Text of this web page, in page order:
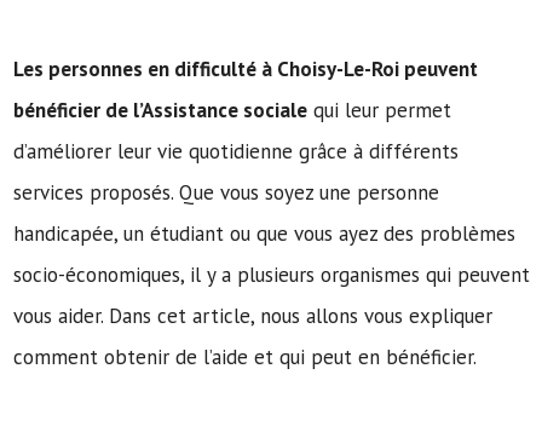
Les personnes en difficulté à Choisy-Le-Roi peuvent
bénéficier de l’Assistance sociale qui leur permet
d’améliorer leur vie quotidienne grâce à différents
services proposés. Que vous soyez une personne
handicapée, un étudiant ou que vous ayez des problèmes
socio-économiques, il y a plusieurs organismes qui peuvent
vous aider. Dans cet article, nous allons vous expliquer
comment obtenir de l’aide et qui peut en bénéficier.